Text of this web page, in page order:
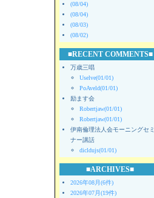
(08/04)
(08/04)
(08/03)
(08/02)
■RECENT COMMENTS■
万歳三唱
Uselve(01/01)
PoAveld(01/01)
励ます会
Robertjaw(01/01)
Robertjaw(01/01)
伊南倫理法人会モーニングセミ
ナー講話
dicldujs(01/01)
■ARCHIVES■
2026年08月(6件)
2026年07月(19件)